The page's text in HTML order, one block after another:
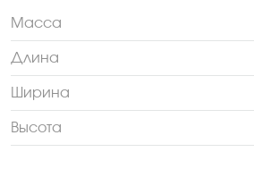
Масса
Длина
Ширина
Высота